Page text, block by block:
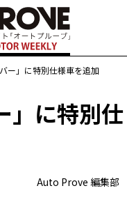
ー」に特別仕様車を追加
」に特別仕
Auto Prove 編集部